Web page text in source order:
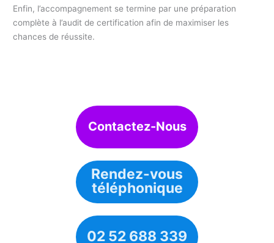
Enfin, l’accompagnement se termine par une préparation
complète à l’audit de certification afin de maximiser les
chances de réussite.
Contactez-Nous
Rendez-vous
téléphonique
02 52 688 339